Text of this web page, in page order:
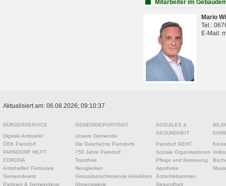
Mitarbeiter im
Mario
Tel.:
E-Mail:
Aktualisiert am: 06.08.2026; 09:10:37
BÜRGERSERVICE
Digitale Amtstafel
ÖEK Parndorf
PARNDORF HILFT
CORONA
Amtshelfer/ Formulare
Gemeindeamt
Parteien & Gemeinderat
GEMEINDEPORTRAIT
Unsere Gemeinde
Die Geschichte Parndorfs
750 Jahre Parndorf
Topothek
Neuigkeiten
Grenzüberschreitende Aktivitäten
Ahnengalerie
SOZIALES &
GESUNDHEIT
Parndorf GEHT
Soziale Organisationen
Pflege und Betreuung
Apotheke
Ärzte/Hebammen
Gesundheit